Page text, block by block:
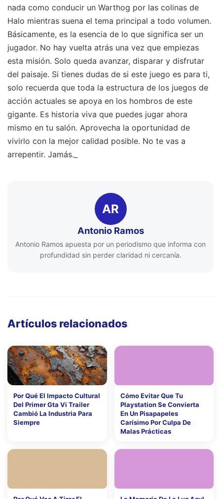
nada como conducir un Warthog por las colinas de
Halo mientras suena el tema principal a todo volumen.
Básicamente, es la esencia de lo que significa ser un
jugador. No hay vuelta atrás una vez que empiezas
esta misión. Solo queda avanzar, disparar y disfrutar
del paisaje. Si tienes dudas de si este juego es para ti,
solo recuerda que toda la estructura de los juegos de
acción actuales se apoya en los hombros de este
gigante. Es historia viva que puedes jugar ahora
mismo en tu salón. Aprovecha la oportunidad de
vivirlo con la mejor calidad posible. No te vas a
arrepentir. Jamás._
AR
Antonio Ramos
Antonio Ramos apuesta por un periodismo que informa con
profundidad sin perder claridad ni cercanía.
Artículos relacionados
Por Qué El Impacto Cultural
Del Primer Gta Vi Trailer
Cambió La Industria Para
Siempre
Cómo Evitar Que Tu
Playstation Se Convierta
En Un Pisapapeles
Carísimo Por Culpa De
Malas Prácticas